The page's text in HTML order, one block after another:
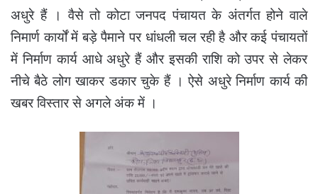
अधुरे हैं । वैसे तो कोटा जनपद पंचायत के अंतर्गत होने वाले
निमार्ण कार्यों में बड़े पैमाने पर धांधली चल रही है और कई पंचायतों
में निर्माण कार्य आधे अधुरे हैं और इसकी राशि को उपर से लेकर
नीचे बैठे लोग खाकर डकार चुके हैं । ऐसे अधुरे निर्माण कार्य की
खबर विस्तार से अगले अंक में ।